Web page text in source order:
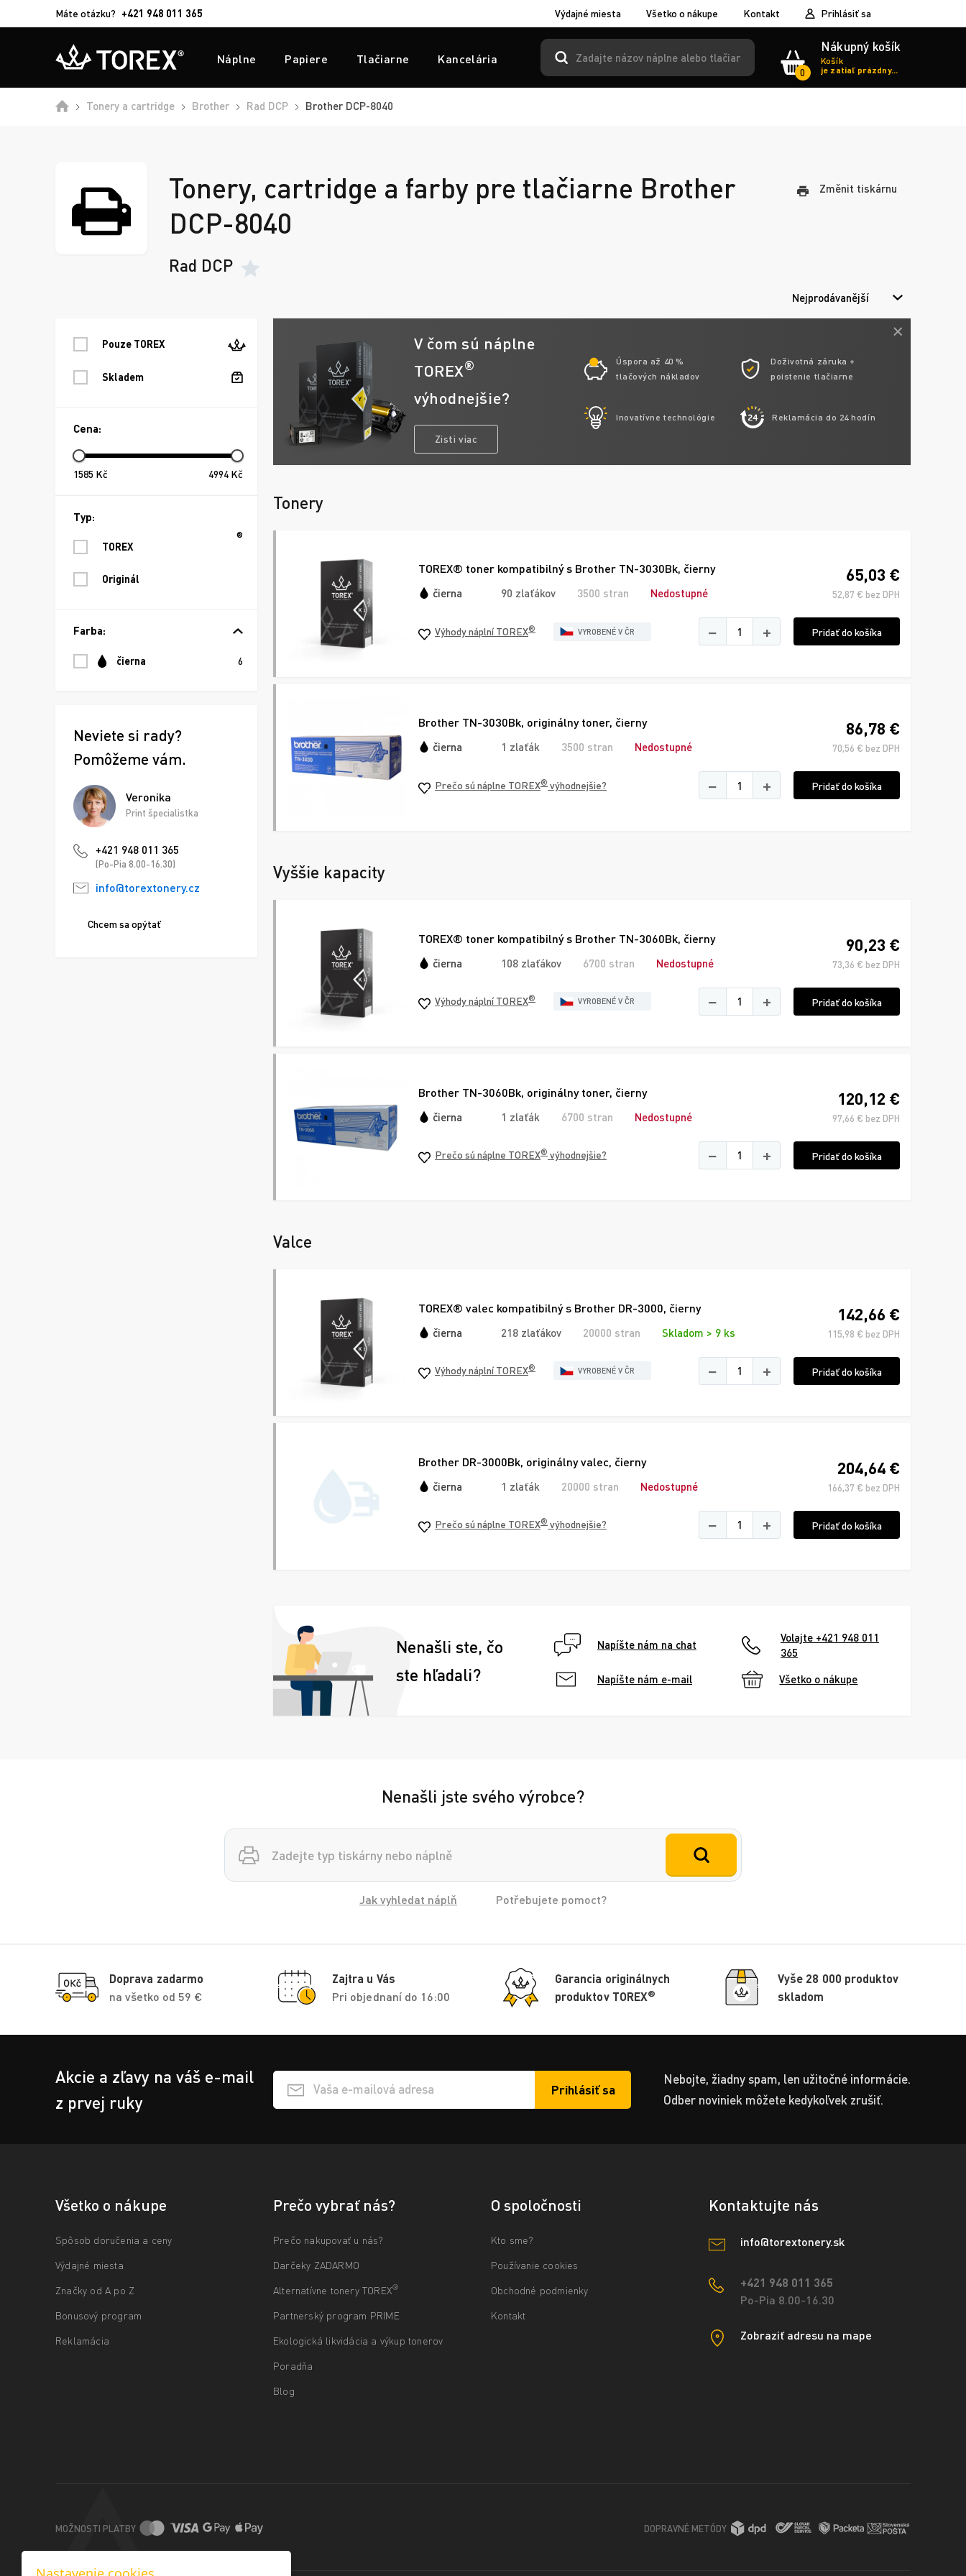
Máte otázku? +421 948 011 365 Výdajné miesta Všetko o nákupe Kontakt Prihlásiť sa
Náplne Papiere Tlačiarne Kancelária
0
Nákupný košík
Košík
je zatiaľ prázdny...
Tonery a cartridge Brother Rad DCP Brother DCP-8040
Tonery, cartridge a farby pre tlačiarne Brother
DCP-8040
Rad DCP
Změnit tiskárnu
Nejprodávanější
Pouze TOREX
Skladem
Cena:
1585 Kč 4994 Kč
Typ:
TOREX
®
Originál
Farba:
čierna 6
Neviete si rady?
Pomôžeme vám.
Veronika
Print špecialistka
+421 948 011 365
(Po-Pia 8.00-16.30)
info@torextonery.cz
Chcem sa opýtať
V čom sú náplne
TOREX®
výhodnejšie?
Zisti viac
Úspora až 40 %
tlačových nákladov
Doživotná záruka +
poistenie tlačiarne
Inovatívne technológie Reklamácia do 24 hodín
Tonery
TOREX® toner kompatibilný s Brother TN-3030Bk, čierny
čierna 90 zlaťákov 3500 stran Nedostupné
65,03 €
52,87 € bez DPH
Výhody náplní TOREX® VYROBENÉ V ČR − + Pridať do košíka
Brother TN-3030Bk, originálny toner, čierny
čierna 1 zlaťák 3500 stran Nedostupné
86,78 €
70,56 € bez DPH
Prečo sú náplne TOREX® výhodnejšie? − + Pridať do košíka
Vyššie kapacity
TOREX® toner kompatibilný s Brother TN-3060Bk, čierny
čierna 108 zlaťákov 6700 stran Nedostupné
90,23 €
73,36 € bez DPH
Výhody náplní TOREX® VYROBENÉ V ČR − + Pridať do košíka
Brother TN-3060Bk, originálny toner, čierny
čierna 1 zlaťák 6700 stran Nedostupné
120,12 €
97,66 € bez DPH
Prečo sú náplne TOREX® výhodnejšie? − + Pridať do košíka
Valce
TOREX® valec kompatibilný s Brother DR-3000, čierny
čierna 218 zlaťákov 20000 stran Skladom > 9 ks
142,66 €
115,98 € bez DPH
Výhody náplní TOREX® VYROBENÉ V ČR − + Pridať do košíka
Brother DR-3000Bk, originálny valec, čierny
čierna 1 zlaťák 20000 stran Nedostupné
204,64 €
166,37 € bez DPH
Prečo sú náplne TOREX® výhodnejšie? − + Pridať do košíka
Nenašli ste, čo
ste hľadali?
Napíšte nám na chat
Volajte +421 948 011
365
Napíšte nám e-mail Všetko o nákupe
Nenašli jste svého výrobce?
Vyhledávání
Jak vyhledat náplň Potřebujete pomoct?
Doprava zadarmo
na všetko od 59 €
Zajtra u Vás
Pri objednaní do 16:00
Garancia originálnych
produktov TOREX®
Vyše 28 000 produktov
skladom
Akcie a zľavy na váš e-mail
z prvej ruky
Přihlášení e-mailu k odběru Prihlásiť sa
Nebojte, žiadny spam, len užitočné informácie.
Odber noviniek môžete kedykoľvek zrušiť.
Všetko o nákupe
Spôsob doručenia a ceny
Výdajné miesta
Značky od A po Z
Bonusový program
Reklamácia
Prečo vybrať nás?
Prečo nakupovať u nás?
Darčeky ZADARMO
Alternatívne tonery TOREX®
Partnerský program PRIME
Ekologická likvidácia a výkup tonerov
Poradňa
Blog
O spoločnosti
Kto sme?
Používanie cookies
Obchodné podmienky
Kontakt
Kontaktujte nás
info@torextonery.sk
+421 948 011 365
Po-Pia 8.00-16.30
Zobraziť adresu na mape
MOŽNOSTI PLATBY DOPRAVNÉ METÓDY